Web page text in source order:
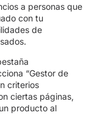
a personas que
con tu
de
“Gestor de
criterios
ciertas páginas,
producto al